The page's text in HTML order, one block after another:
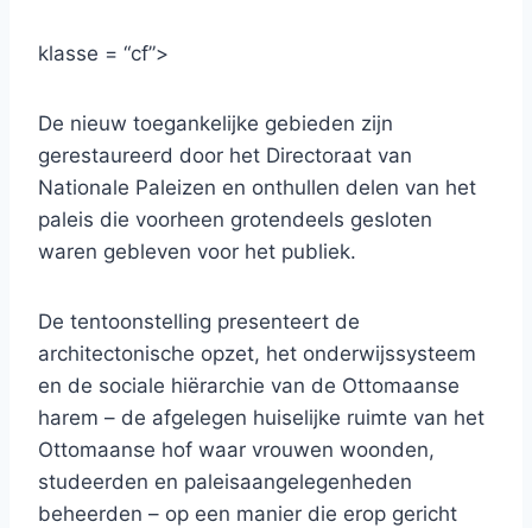
klasse = “cf”>
De nieuw toegankelijke gebieden zijn
gerestaureerd door het Directoraat van
Nationale Paleizen en onthullen delen van het
paleis die voorheen grotendeels gesloten
waren gebleven voor het publiek.
De tentoonstelling presenteert de
architectonische opzet, het onderwijssysteem
en de sociale hiërarchie van de Ottomaanse
harem – de afgelegen huiselijke ruimte van het
Ottomaanse hof waar vrouwen woonden,
studeerden en paleisaangelegenheden
beheerden – op een manier die erop gericht